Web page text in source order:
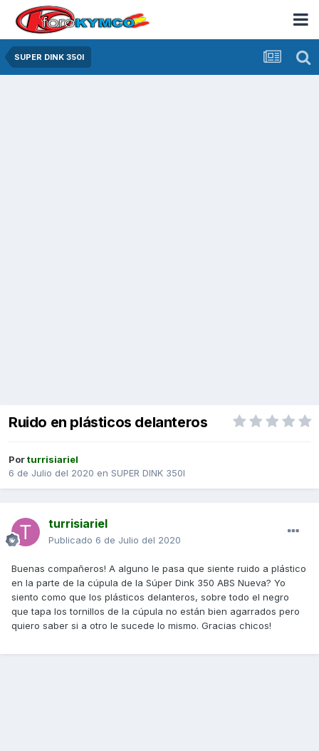
SUPER DINK 350I
Ruido en plásticos delanteros
Porturrisiariel
6 de Julio del 2020 en SUPER DINK 350I
turrisiariel
Publicado 6 de Julio del 2020
Buenas compañeros! A alguno le pasa que siente ruido a plástico
en la parte de la cúpula de la Súper Dink 350 ABS Nueva? Yo
siento como que los plásticos delanteros, sobre todo el negro
que tapa los tornillos de la cúpula no están bien agarrados pero
quiero saber si a otro le sucede lo mismo. Gracias chicos!